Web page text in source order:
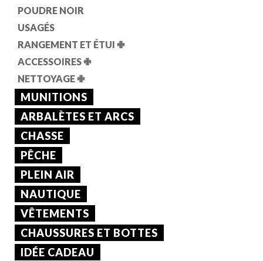
POUDRE NOIR
USAGÉS
RANGEMENT ET ÉTUI ✙
ACCESSOIRES ✙
NETTOYAGE ✙
MUNITIONS
ARBALÈTES ET ARCS
CHASSE
PÊCHE
PLEIN AIR
NAUTIQUE
VÊTEMENTS
CHAUSSURES ET BOTTES
IDÉE CADEAU